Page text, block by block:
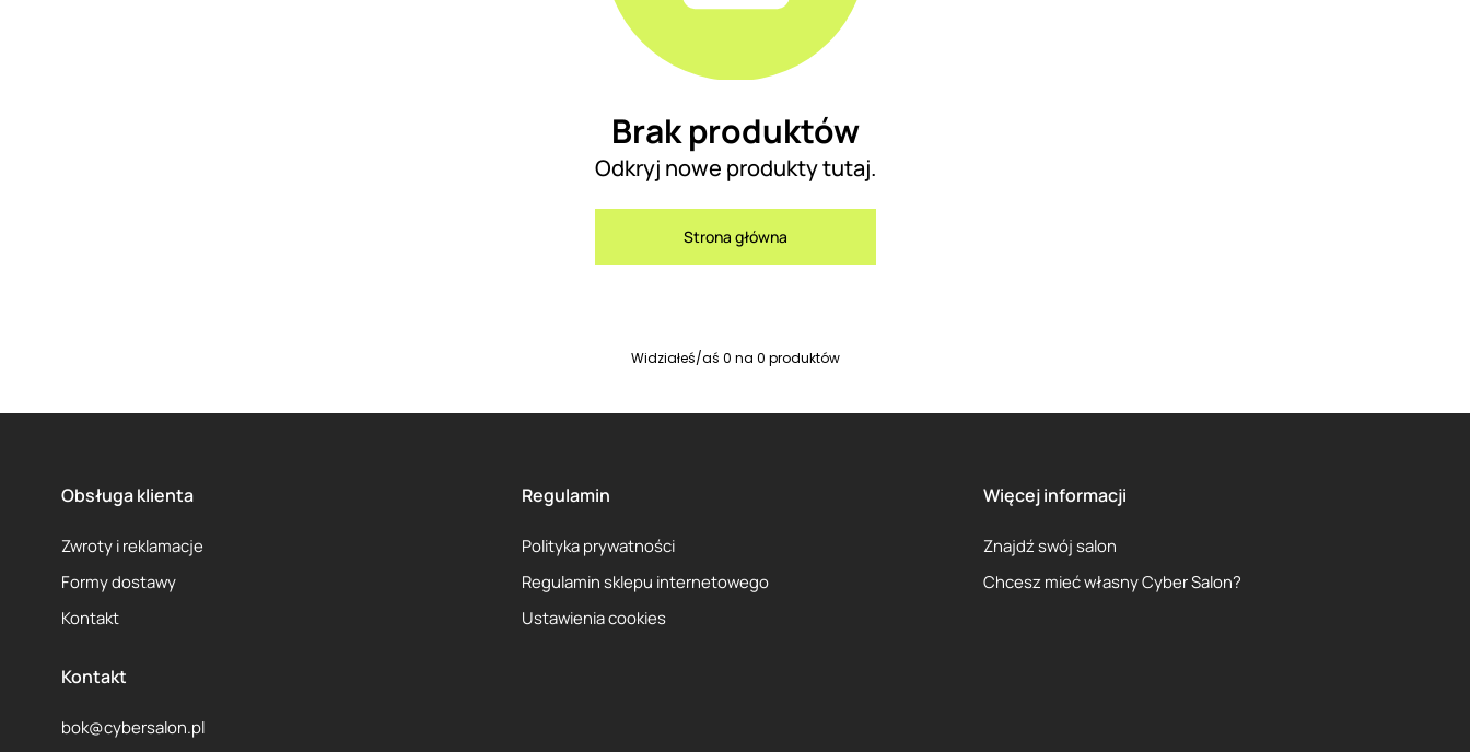
Brak produktów
Odkryj nowe produkty tutaj.
Strona główna
Widziałeś/aś 0 na 0 produktów
Obsługa klienta
Zwroty i reklamacje
Formy dostawy
Kontakt
Regulamin
Polityka prywatności
Regulamin sklepu internetowego
Ustawienia cookies
Więcej informacji
Znajdź swój salon
Chcesz mieć własny Cyber Salon?
Kontakt
bok@cybersalon.pl